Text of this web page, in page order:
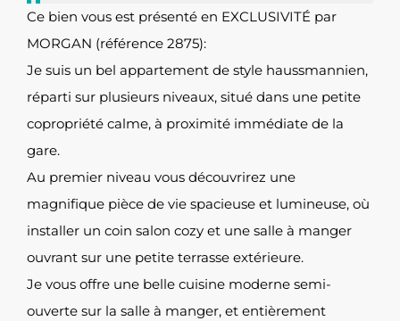
Ce bien vous est présenté en EXCLUSIVITÉ par
MORGAN (référence 2875):
Je suis un bel appartement de style haussmannien,
réparti sur plusieurs niveaux, situé dans une petite
copropriété calme, à proximité immédiate de la
gare.
Au premier niveau vous découvrirez une
magnifique pièce de vie spacieuse et lumineuse, où
installer un coin salon cozy et une salle à manger
ouvrant sur une petite terrasse extérieure.
Je vous offre une belle cuisine moderne semi-
ouverte sur la salle à manger, et entièrement